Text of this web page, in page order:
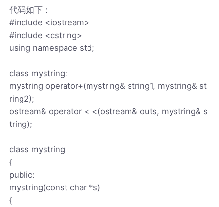
代码如下：
#include <iostream>
#include <cstring>
using namespace std;
class mystring;
mystring operator+(mystring& string1, mystring& st
ring2);
ostream& operator < <(ostream& outs, mystring& s
tring);
class mystring
{
public:
mystring(const char *s)
{